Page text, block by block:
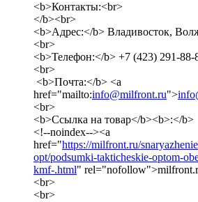
<b>Контакты:<br>
</b><br>
<b>Адрес:</b> Владивосток,
<br>
<b>Телефон:</b> +7 (423) 291-88-
<br>
<b>Почта:</b> <a
href="mailto:info@milfront.ru">
<br>
<b>Ссылка на товар</b><b>:</b>
<!--noindex--><a
href="https://milfront.ru/
opt/podsumki-takticheskie-optom-
kmf-.html"
<br>
<br>